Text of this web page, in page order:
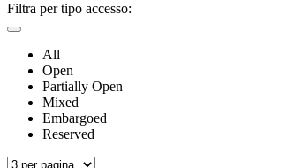
Filtra per tipo accesso:
All
Open
Partially Open
Mixed
Embargoed
Reserved